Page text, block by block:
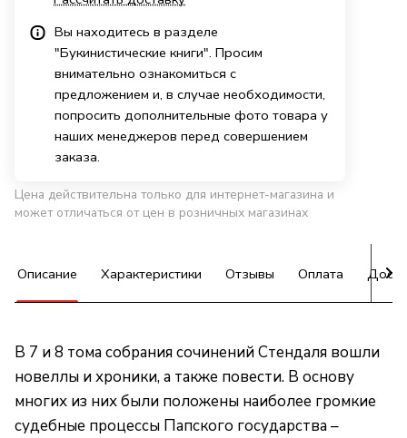
Вы находитесь в разделе
"Букинистические книги". Просим
внимательно ознакомиться с
предложением и, в случае необходимости,
попросить дополнительные фото товара у
наших менеджеров перед совершением
заказа.
Цена действительна только для интернет-магазина и
может отличаться от цен в розничных магазинах
Описание Характеристики Отзывы Оплата
В 7 и 8 тома собрания сочинений Стендаля вошли
новеллы и хроники, а также повести. В основу
многих из них были положены наиболее громкие
судебные процессы Папского государства –